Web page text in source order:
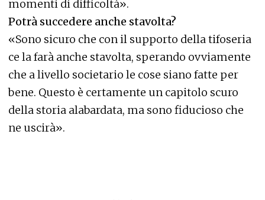
momenti di difficoltà».
Potrà succedere anche stavolta?
«Sono sicuro che con il supporto della tifoseria
ce la farà anche stavolta, sperando ovviamente
che a livello societario le cose siano fatte per
bene. Questo è certamente un capitolo scuro
della storia alabardata, ma sono fiducioso che
ne uscirà».